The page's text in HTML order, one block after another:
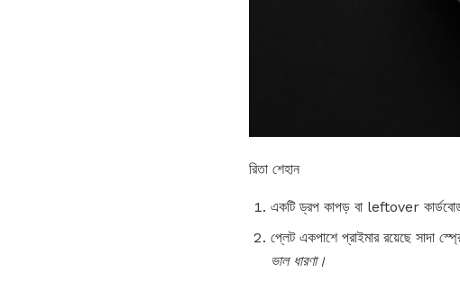
রিতা শেহান
একটি ড্রপ কাপড় বা leftover
প্লেট একপাশে প্রাইমার রয়েছে সাদা
ভাল ধারণা।